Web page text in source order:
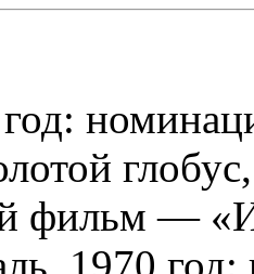
фильм —
1970